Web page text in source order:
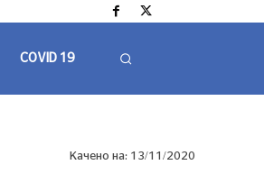
COVID 19
Качено на: 13/11/2020